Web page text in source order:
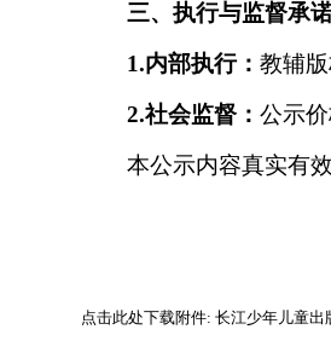
三、执行与监督承
1.内部执行： 教辅
2.社会监督： 公示
本公示内容真实有
点击此处下载附件: 长江少年儿童